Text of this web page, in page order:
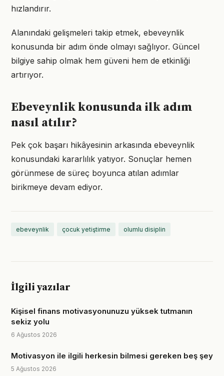
hızlandırır.
Alanındaki gelişmeleri takip etmek, ebeveynlik
konusunda bir adım önde olmayı sağlıyor. Güncel
bilgiye sahip olmak hem güveni hem de etkinliği
artırıyor.
Ebeveynlik konusunda ilk adım
nasıl atılır?
Pek çok başarı hikâyesinin arkasında ebeveynlik
konusundaki kararlılık yatıyor. Sonuçlar hemen
görünmese de süreç boyunca atılan adımlar
birikmeye devam ediyor.
ebeveynlik çocuk yetiştirme olumlu disiplin
İlgili yazılar
Kişisel finans motivasyonunuzu yüksek tutmanın
sekiz yolu
6 Ağustos 2026
Motivasyon ile ilgili herkesin bilmesi gereken beş şey
5 Ağustos 2026